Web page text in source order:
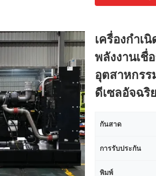
เครื่องกำเ
พลังงานเชื่
อุตสาหกรร
ดีเซลอัจฉริ
กันสาด
การรับประกัน
พิมพ์